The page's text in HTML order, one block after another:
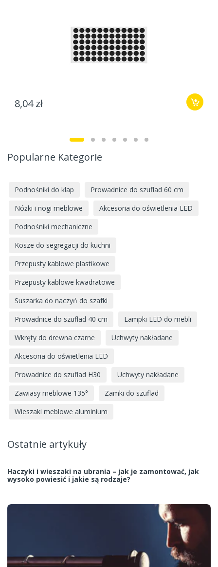
8,04 zł
Popularne Kategorie
Podnośniki do klap
Prowadnice do szuflad 60 cm
Nóżki i nogi meblowe
Akcesoria do oświetlenia LED
Podnośniki mechaniczne
Kosze do segregacji do kuchni
Przepusty kablowe plastikowe
Przepusty kablowe kwadratowe
Suszarka do naczyń do szafki
Prowadnice do szuflad 40 cm
Lampki LED do mebli
Wkręty do drewna czarne
Uchwyty nakładane
Akcesoria do oświetlenia LED
Prowadnice do szuflad H30
Uchwyty nakładane
Zawiasy meblowe 135°
Zamki do szuflad
Wieszaki meblowe aluminium
Ostatnie artykuły
Haczyki i wieszaki na ubrania – jak je zamontować, jak
wysoko powiesić i jakie są rodzaje?